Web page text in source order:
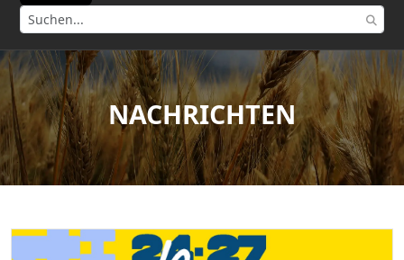
NACHRICHTEN